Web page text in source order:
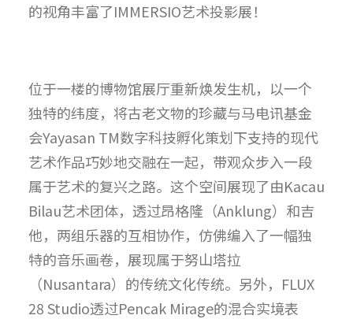
的视角丰富了IMMERSIO艺术投影展！
位于一楼的博物馆展厅重新焕发生机，以一个
独特的纬度，将古老文物的珍藏与马电讯基金
会Yayasan TM数字科技孵化策划下支持的现代
艺术作品巧妙地交融在一起，带观众步入一段
属于艺术的复兴之路。这个空间展现了由Kacau
Bilau艺术团体，透过昂格隆（Anklung）和吉
他，两组乐器的互相协作，仿佛编入了一幅独
特的音乐画卷，展现属于努山塔拉
（Nusantara）的传统文化传统。另外，FLUX
28 Studio透过Pencak Mirage的混合实境表